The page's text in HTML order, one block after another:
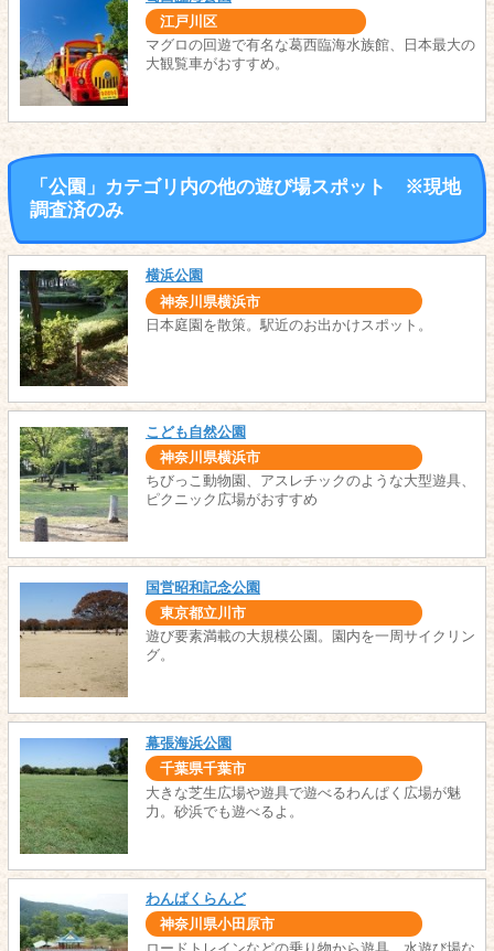
江戸川区
マグロの回遊で有名な葛西臨海水族館、日本最大の
大観覧車がおすすめ。
「公園」カテゴリ内の他の遊び場スポット ※現地
調査済のみ
横浜公園
神奈川県横浜市
日本庭園を散策。駅近のお出かけスポット。
こども自然公園
神奈川県横浜市
ちびっこ動物園、アスレチックのような大型遊具、
ピクニック広場がおすすめ
国営昭和記念公園
東京都立川市
遊び要素満載の大規模公園。園内を一周サイクリン
グ。
幕張海浜公園
千葉県千葉市
大きな芝生広場や遊具で遊べるわんぱく広場が魅
力。砂浜でも遊べるよ。
わんぱくらんど
神奈川県小田原市